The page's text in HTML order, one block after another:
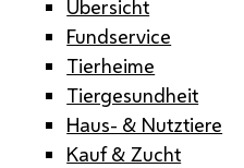
Übersicht
Fundservice
Tierheime
Tiergesundheit
Haus- & Nutztiere
Kauf & Zucht